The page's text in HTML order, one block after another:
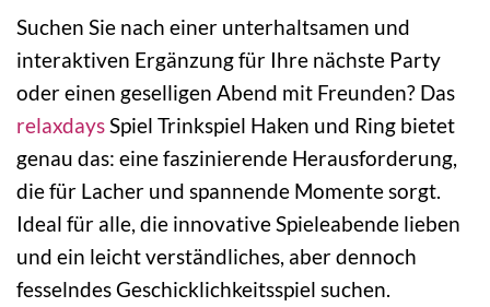
Suchen Sie nach einer unterhaltsamen und
interaktiven Ergänzung für Ihre nächste Party
oder einen geselligen Abend mit Freunden? Das
relaxdaysSpiel Trinkspiel Haken und Ring bietet
genau das: eine faszinierende Herausforderung,
die für Lacher und spannende Momente sorgt.
Ideal für alle, die innovative Spieleabende lieben
und ein leicht verständliches, aber dennoch
fesselndes Geschicklichkeitsspiel suchen.